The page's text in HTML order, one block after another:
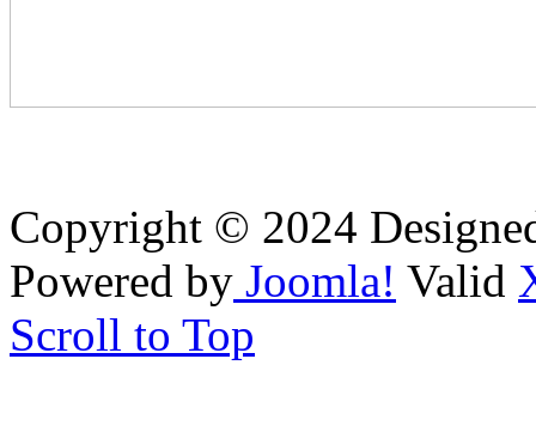
Copyright © 2024
Powered by Joomla! Valid
Scroll to Top